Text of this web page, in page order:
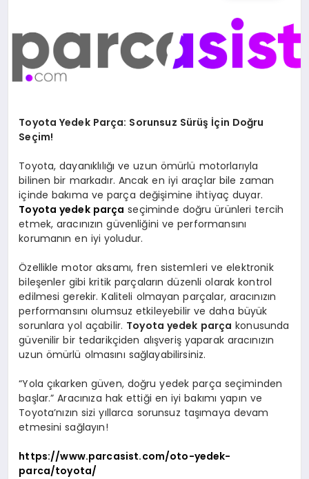
Toyota Yedek Parça: Sorunsuz Sürüş İçin Doğru
Seçim!
Toyota, dayanıklılığı ve uzun ömürlü motorlarıyla
bilinen bir markadır. Ancak en iyi araçlar bile zaman
içinde bakıma ve parça değişimine ihtiyaç duyar.
Toyota yedek parça seçiminde doğru ürünleri tercih
etmek, aracınızın güvenliğini ve performansını
korumanın en iyi yoludur.
Özellikle motor aksamı, fren sistemleri ve elektronik
bileşenler gibi kritik parçaların düzenli olarak kontrol
edilmesi gerekir. Kaliteli olmayan parçalar, aracınızın
performansını olumsuz etkileyebilir ve daha büyük
sorunlara yol açabilir. Toyota yedek parça konusunda
güvenilir bir tedarikçiden alışveriş yaparak aracınızın
uzun ömürlü olmasını sağlayabilirsiniz.
“Yola çıkarken güven, doğru yedek parça seçiminden
başlar.” Aracınıza hak ettiği en iyi bakımı yapın ve
Toyota’nızın sizi yıllarca sorunsuz taşımaya devam
etmesini sağlayın!
https://www.parcasist.com/oto-yedek-
parca/toyota/